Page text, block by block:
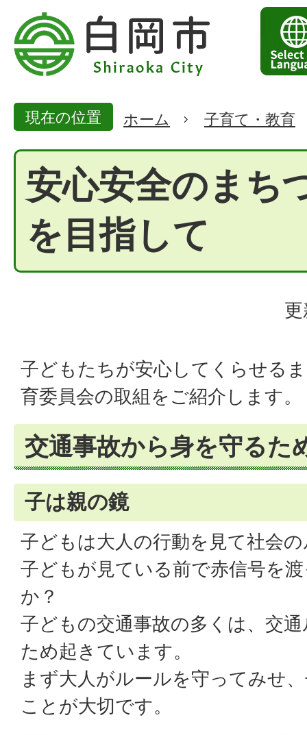
現在の位置 ホーム 子育て・教育
安心安全のまち
を目指して
子どもたちが安心してくらせる
育委員会の取組をご紹介します。
交通事故から身を守るた
子は親の鏡
子どもは大人の行動を見て社会
子どもが見ている前で赤信号を
か？
子どもの交通事故の多くは、交
ため起きています。
まず大人がルールを守ってみせ
ことが大切です。